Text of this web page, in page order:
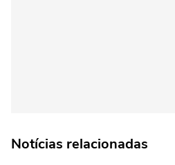
Notícias relacionadas